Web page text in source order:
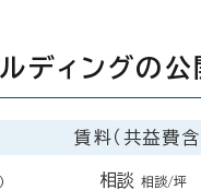
ディングの
賃料（共益費含
相談 相談/坪